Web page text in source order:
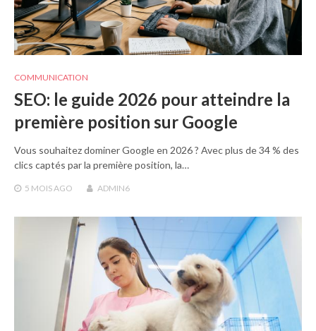
COMMUNICATION
SEO: le guide 2026 pour atteindre la
première position sur Google
Vous souhaitez dominer Google en 2026 ? Avec plus de 34 % des
clics captés par la première position, la…
5 MOISAGO ADMIN6